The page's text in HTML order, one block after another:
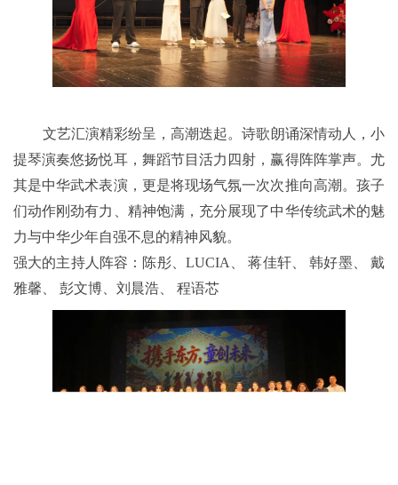
文艺汇演精彩纷呈，高潮迭起。诗歌朗诵深情动人，小
提琴演奏悠扬悦耳，舞蹈节目活力四射，赢得阵阵掌声。尤
其是中华武术表演，更是将现场气氛一次次推向高潮。孩子
们动作刚劲有力、精神饱满，充分展现了中华传统武术的魅
力与中华少年自强不息的精神风貌。
强大的主持人阵容：陈彤、 LUCIA 蒋佳轩、 韩好墨、
戴
雅馨
彭文博 刘晨浩 程语芯